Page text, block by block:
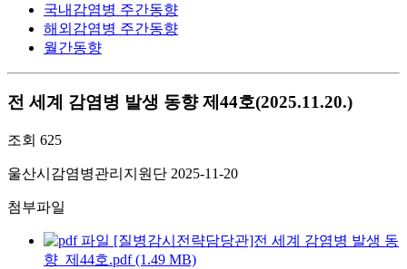
국내감염병 주간동향
해외감염병 주간동향
월간동향
전 세계 감염병 발생 동향 제44호(2025.11.20.)
조회 625
울산시감염병관리지원단 2025-11-20
첨부파일
[질병감시전략담당관]전 세계 감염병 발생 동
향_제44호.pdf (1.49 MB)